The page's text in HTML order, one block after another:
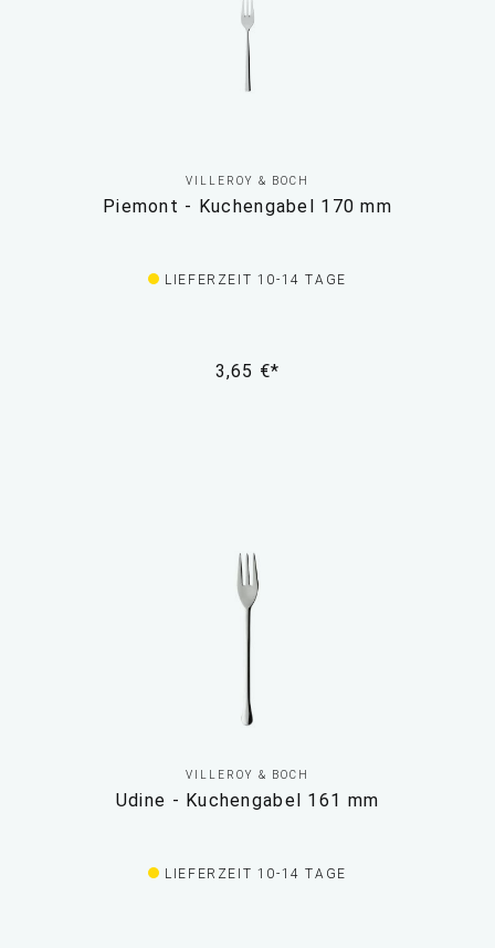
VILLEROY & BOCH
Piemont - Kuchengabel 170 mm
LIEFERZEIT 10-14 TAGE
3,65 €*
VILLEROY & BOCH
Udine - Kuchengabel 161 mm
LIEFERZEIT 10-14 TAGE